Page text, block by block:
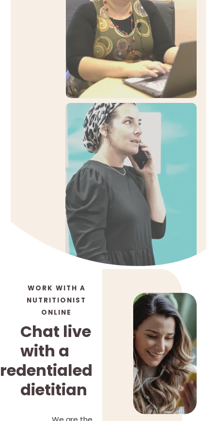
WORK WITH A
NUTRITIONIST
ONLINE
Chat live
with a
dietitian